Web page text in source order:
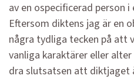
av en ospecificerad person
Eftersom diktens jag är en
några tydliga tecken på att
vanliga karaktärer eller
dra slutsatsen att diktjaget